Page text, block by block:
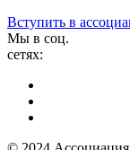
Вступить в
Мы в соц.
сетях: